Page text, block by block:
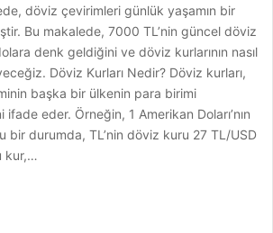
döviz çevirimleri günlük yaşamın bir
Bu makalede, 7000 TL’nin güncel döviz
denk geldiğini ve döviz kurlarının nasıl
Döviz Kurları Nedir? Döviz kurları,
başka bir ülkenin para birimi
ifade eder. Örneğin, 1 Amerikan Doları’nın
bir durumda, TL’nin döviz kuru 27 TL/USD
kur,…